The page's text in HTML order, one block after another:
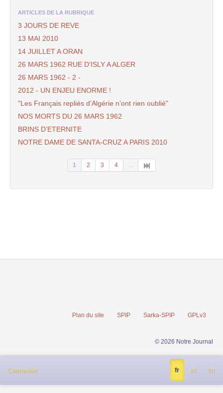
ARTICLES DE LA RUBRIQUE
3 JOURS DE REVE
13 MAI 2010
14 JUILLET A ORAN
26 MARS 1962 RUE D’ISLY A ALGER
26 MARS 1962 - 2 -
2012 - UN ENJEU ENORME !
"Les Français repliés d’Algérie n’ont rien oublié"
NOS MORTS DU 26 MARS 1962
BRINS D’ETERNITE
NOTRE DAME DE SANTA-CRUZ A PARIS 2010
1 2 3 4 ...
Plan du site SPIP Sarka-SPIP GPLv3
© 2026 Notre Journal
Connexion fr es en